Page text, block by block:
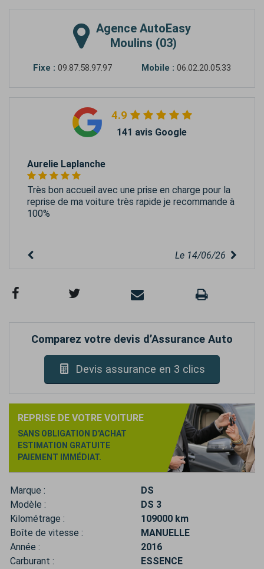
Agence AutoEasy
Moulins (03)
Fixe : 09.87.58.97.97 Mobile : 06.02.20.05.33
4.9
141 avis Google
Aurelie Laplanche
Très bon accueil avec une prise en charge pour la
reprise de ma voiture très rapide je recommande à
100%
Le 14/06/26
Comparez votre devis d’Assurance Auto
Devis assurance en 3 clics
REPRISE DE VOTRE VOITURE
SANS OBLIGATION D'ACHAT
ESTIMATION GRATUITE
PAIEMENT IMMÉDIAT.
Marque :
DS
Modèle :
DS 3
Kilométrage :
109000 km
Boîte de vitesse :
MANUELLE
Année :
2016
Carburant :
ESSENCE